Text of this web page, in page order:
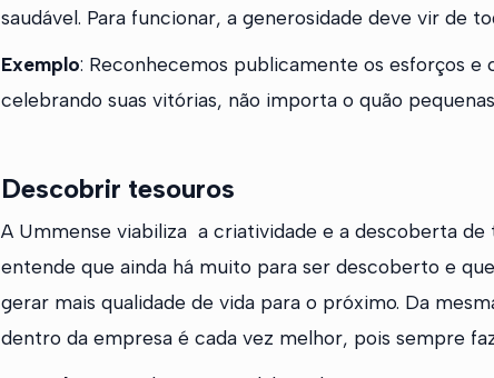
saudável. Para funcionar, a generosidade deve vir de
Exemplo: Reconhecemos publicamente os esforços e
celebrando suas vitórias, não importa o quão
Descobrir tesouros
A Ummense viabiliza a criatividade e a descoberta de
entende que ainda há muito para ser descoberto e
gerar mais qualidade de vida para o próximo. Da
dentro da empresa é cada vez melhor, pois sempre